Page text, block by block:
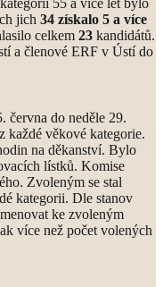
55 a více let bylo
jich 34 získalo 5 a více
celkem 23 kandidátů.
a členové ERF v Ústí do
června do neděle 29.
každé věkové kategorie.
na děkanství. Bylo
lístků. Komise
Zvoleným se stal
kategorii. Dle stanov
ke zvoleným
více než počet volených